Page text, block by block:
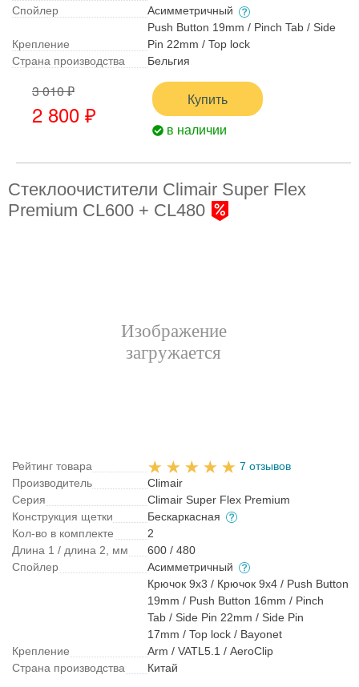
Спойлер
Асимметричный
Крепление
Push Button 19mm / Pinch Tab / Side
Pin 22mm / Top lock
Страна производства
Бельгия
3 010 ₽
2 800 ₽
Купить
в наличии
Стеклоочистители Climair Super Flex
Premium CL600 + CL480
Рейтинг товара
7 отзывов
Производитель
Climair
Серия
Climair Super Flex Premium
Конструкция щетки
Бескаркасная
Кол-во в комплекте
2
Длина 1 / длина 2, мм
600 / 480
Спойлер
Асимметричный
Крепление
Крючок 9x3 / Крючок 9x4 / Push Button
19mm / Push Button 16mm / Pinch
Tab / Side Pin 22mm / Side Pin
17mm / Top lock / Bayonet
Arm / VATL5.1 / AeroClip
Страна производства
Китай